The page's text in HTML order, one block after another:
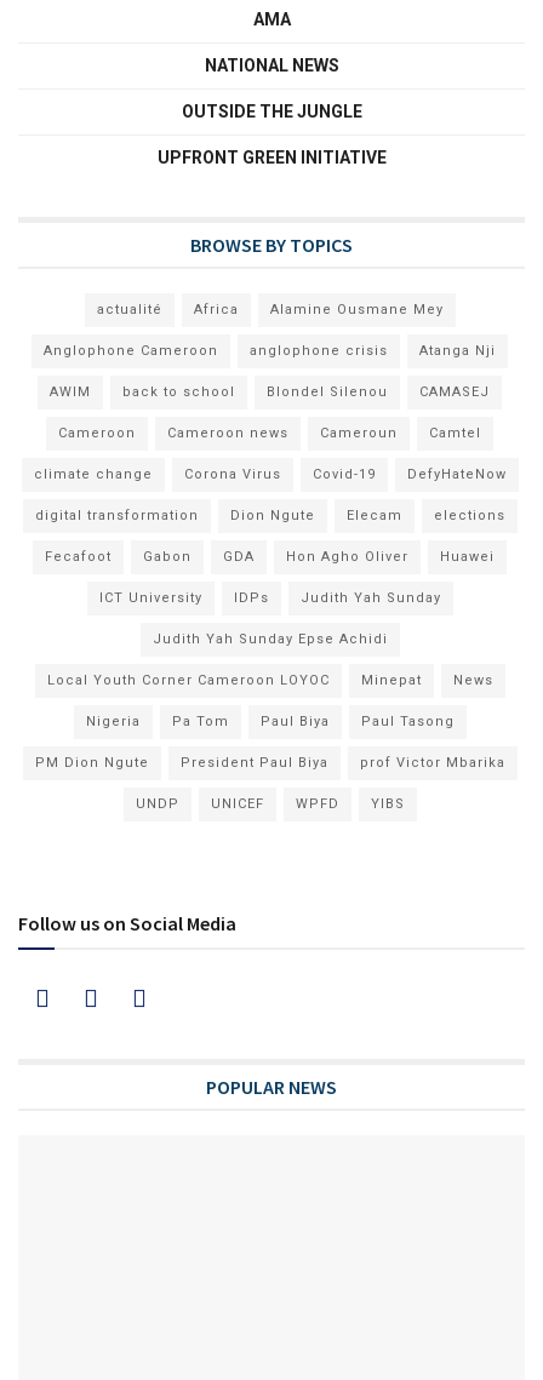
AMA
NATIONAL NEWS
OUTSIDE THE JUNGLE
UPFRONT GREEN INITIATIVE
BROWSE BY TOPICS
actualité Africa Alamine Ousmane Mey
Anglophone Cameroon anglophone crisis Atanga Nji
AWIM back to school Blondel Silenou CAMASEJ
Cameroon Cameroon news Cameroun Camtel
climate change Corona Virus Covid-19 DefyHateNow
digital transformation Dion Ngute Elecam elections
Fecafoot Gabon GDA Hon Agho Oliver Huawei
ICT University IDPs Judith Yah Sunday
Judith Yah Sunday Epse Achidi
Local Youth Corner Cameroon LOYOC Minepat News
Nigeria Pa Tom Paul Biya Paul Tasong
PM Dion Ngute President Paul Biya prof Victor Mbarika
UNDP UNICEF WPFD YIBS
Follow us on Social Media
POPULAR NEWS